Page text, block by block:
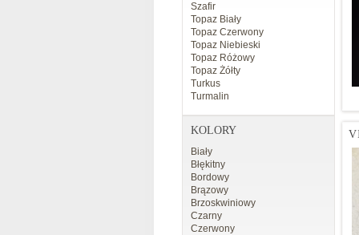
Szafir
Topaz Biały
Topaz Czerwony
Topaz Niebieski
Topaz Różowy
Topaz Żółty
Turkus
Turmalin
KOLORY
Biały
Błękitny
Bordowy
Brązowy
Brzoskwiniowy
Czarny
Czerwony